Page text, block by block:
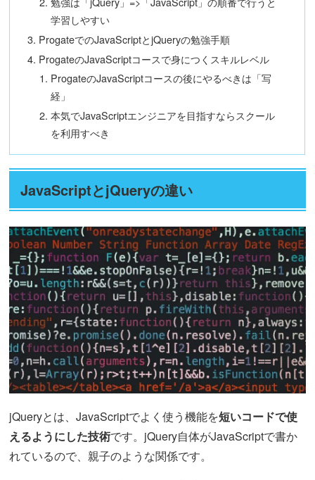
学習しやすい
ProgateでのJavaScriptとjQueryの勉強手順
ProgateのJavaScriptコースで身につくスキルレベル
ProgateのJavaScriptコースの後にやるべきは「写
経」
本気でJavaScriptエンジニアを目指すならスクール
を利用すべき
JavaScriptとjQueryの違い
jQueryとは、JavaScriptでよく使う機能を短いコードで使
えるようにした技術です。jQuery自体がJavaScriptで書か
れているので、親子のような関係です。